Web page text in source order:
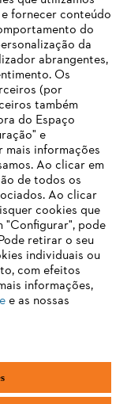
madeira esportivo em
fornecer conteúdo
do
da
abrangentes,
Os
(por
também
do Espaço
e
informações
Ao clicar em
de todos os
Ao clicar
cookies que
"Configurar", pode
retirar o seu
individuais ou
com efeitos
informações,
e as nossas